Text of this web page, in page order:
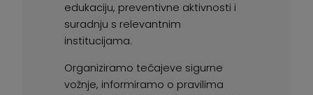
edukaciju, preventivne aktivnosti i
suradnju s relevantnim
institucijama.
Organiziramo tečajeve sigurne
vožnje, informiramo o pravilima